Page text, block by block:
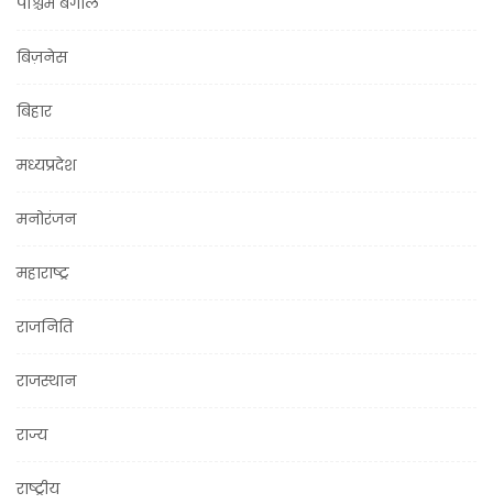
बिज़नेस
बिहार
मध्यप्रदेश
मनोरंजन
महाराष्ट्र
राजनिति
राजस्थान
राज्य
राष्ट्रीय